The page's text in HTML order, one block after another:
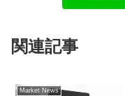
関連記事
Market News